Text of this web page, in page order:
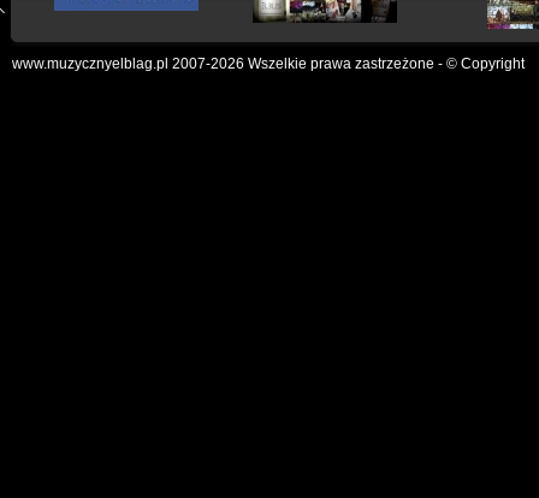
www.muzycznyelblag.pl 2007-2026 Wszelkie prawa zastrzeżone - © Copyright